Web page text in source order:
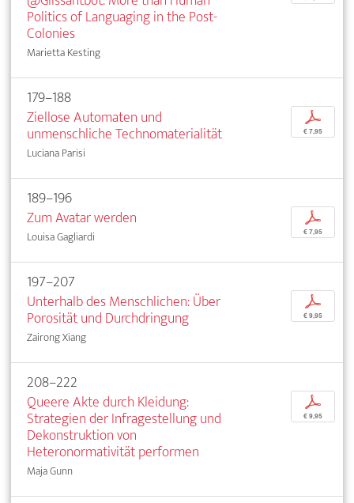
Politics of Languaging in the Post-
Colonies
Marietta Kesting
179–188
Ziellose Automaten und
unmenschliche Technomaterialität
Luciana Parisi
p
€ 7,95
189–196
Zum Avatar werden
Louisa Gagliardi
p
€ 7,95
197–207
Unterhalb des Menschlichen: Über
Porosität und Durchdringung
Zairong Xiang
p
€ 9,95
208–222
Queere Akte durch Kleidung:
Strategien der Infragestellung und
Dekonstruktion von
Heteronormativität performen
Maja Gunn
p
€ 9,95